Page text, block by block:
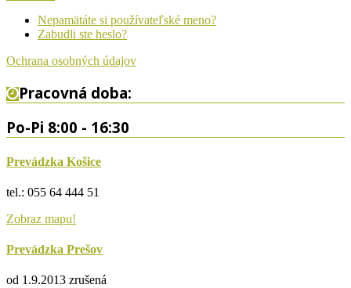
Nepamätáte si používateľské meno?
Zabudli ste heslo?
Ochrana osobných údajov
Pracovná doba:
Po-Pi 8:00 - 16:30
Prevádzka Košice
tel.: 055 64 444 51
Zobraz mapu!
Prevádzka Prešov
od 1.9.2013 zrušená